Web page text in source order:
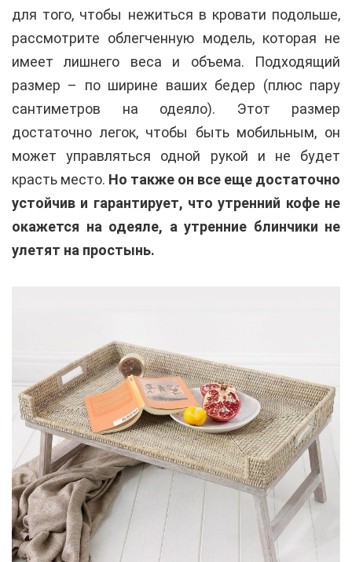
для того, чтобы нежиться в кровати подольше,
рассмотрите облегченную модель, которая не
имеет лишнего веса и объема. Подходящий
размер – по ширине ваших бедер (плюс пару
сантиметров на одеяло). Этот размер
достаточно легок, чтобы быть мобильным, он
может управляться одной рукой и не будет
красть место. Но также он все еще достаточно
устойчив и гарантирует, что утренний кофе не
окажется на одеяле, а утренние блинчики не
улетят на простынь.